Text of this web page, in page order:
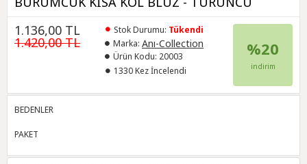
1.136,00 TL
1.420,00 TL
Stok Durumu: Tükendi
Marka: Anı-Collection
Ürün Kodu: 20003
1330 Kez İncelendi
%20
indirim
BEDENLER
PAKET